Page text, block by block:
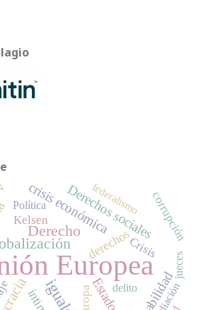
Europea
Derecho
crisis económica
Derechos sociales
Estado
derechosCrisis
Europa
corrupción
Kelsen
federalismo
Política
jueces
delito